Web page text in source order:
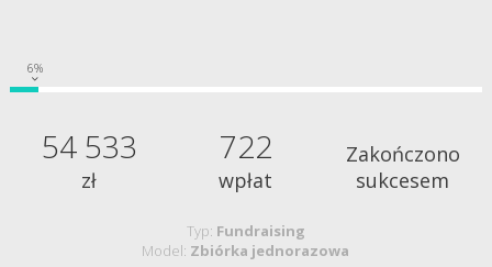
6%
54 533
zł
722
wpłat
Zakończono
sukcesem
Typ: Fundraising
Model: Zbiórka jednorazowa